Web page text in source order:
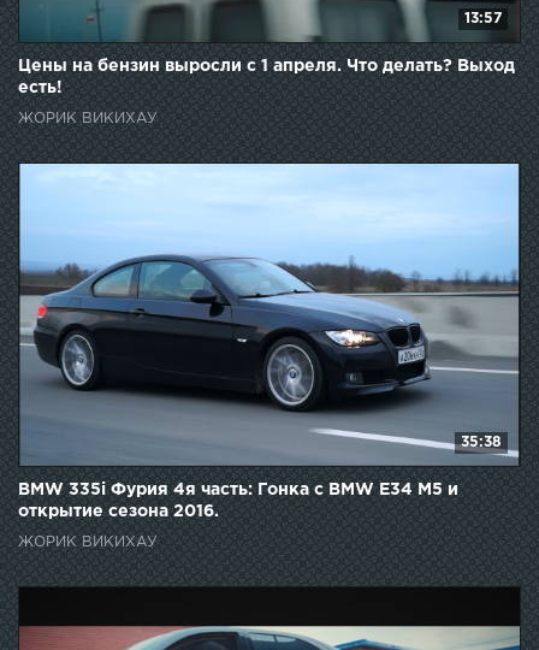
13:57
Цены на бензин выросли с 1 апреля. Что делать? Выход
есть!
ЖОРИК ВИКИХАУ
35:38
BMW 335i Фурия 4я часть: Гонка с BMW E34 M5 и
открытие сезона 2016.
ЖОРИК ВИКИХАУ